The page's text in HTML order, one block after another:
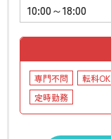
10:00～18:00
専門不問 転科OK
定時勤務